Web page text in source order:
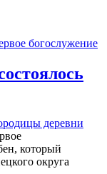
деревни
который
округа